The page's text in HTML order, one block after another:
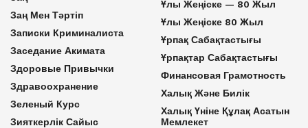
Заң Мен Тәртіп
Записки Криминалиста
Заседание Акимата
Здоровые Привычки
Здравоохранение
Зеленый Курс
Зияткерлік Сайыс
Ұлы Жеңіске — 80 Жыл
Ұлы Жеңіске 80 Жыл
Ұрпақ Сабақтастығы
Ұрпақтар Сабақтастығы
Финансовая Грамотность
Халық Және Билік
Халық Үніне Құлақ Асатын
Мемлекет